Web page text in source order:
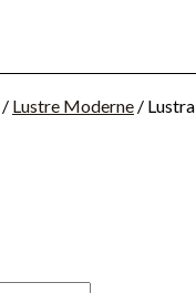
/ Lustre Moderne / Lustra